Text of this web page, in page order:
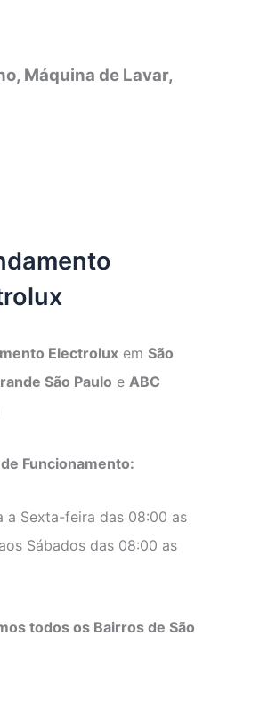
Máquina de Lavar,
Electrolux em São
São Paulo e ABC
Funcionamento:
a Sexta-feira das 08:00 as
Sábados das 08:00 as
todos os Bairros de São